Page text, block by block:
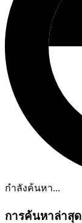
กำลังค้นหา...
การค้นหาล่าสุด